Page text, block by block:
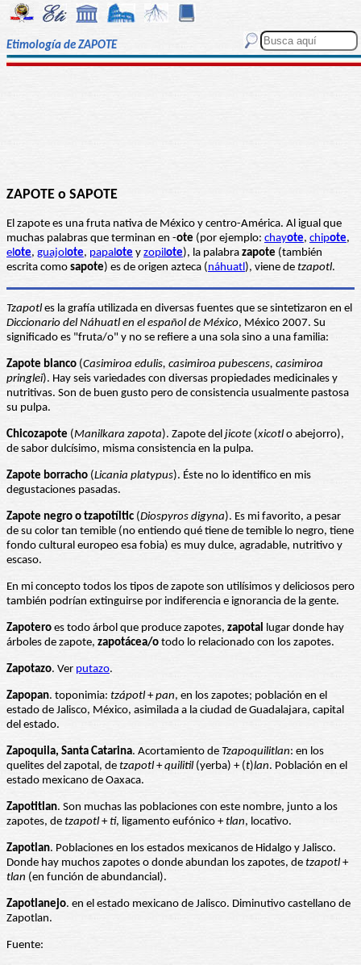
Etimología de ZAPOTE
ZAPOTE o SAPOTE
El zapote es una fruta nativa de México y centro-América. Al igual que
muchas palabras que terminan en -ote (por ejemplo: chayote, chipote,
elote, guajolote, papalote y zopilote), la palabra zapote (también
escrita como sapote) es de origen azteca (náhuatl), viene de tzapotl.
Tzapotl es la grafía utilizada en diversas fuentes que se sintetizaron en el
Diccionario del Náhuatl en el español de México, México 2007. Su
significado es "fruta/o" y no se refiere a una sola sino a una familia:
Zapote blanco (Casimiroa edulis, casimiroa pubescens, casimiroa
pringlei). Hay seis variedades con diversas propiedades medicinales y
nutritivas. Son de buen gusto pero de consistencia usualmente pastosa
su pulpa.
Chicozapote (Manilkara zapota). Zapote del jicote (xicotl o abejorro),
de sabor dulcísimo, misma consistencia en la pulpa.
Zapote borracho (Licania platypus). Éste no lo identifico en mis
degustaciones pasadas.
Zapote negro o tzapotíltic (Diospyros digyna). Es mi favorito, a pesar
de su color tan temible (no entiendo qué tiene de temible lo negro, tiene
fondo cultural europeo esa fobia) es muy dulce, agradable, nutritivo y
escaso.
En mi concepto todos los tipos de zapote son utilísimos y deliciosos pero
también podrían extinguirse por indiferencia e ignorancia de la gente.
Zapotero es todo árbol que produce zapotes, zapotal lugar donde hay
árboles de zapote, zapotácea/o todo lo relacionado con los zapotes.
Zapotazo. Ver putazo.
Zapopan. toponimia: tzápotl +pan, en los zapotes; población en el
estado de Jalisco, México, asimilada a la ciudad de Guadalajara, capital
del estado.
Zapoquila, Santa Catarina. Acortamiento de Tzapoquilitlan: en los
quelites del zapotal, de tzapotl +quilitil (yerba) + (t)lan. Población en el
estado mexicano de Oaxaca.
Zapotitlan. Son muchas las poblaciones con este nombre, junto a los
zapotes, de tzapotl +ti, ligamento eufónico +tlan, locativo.
Zapotlan. Poblaciones en los estados mexicanos de Hidalgo y Jalisco.
Donde hay muchos zapotes o donde abundan los zapotes, de tzapotl +
tlan (en función de abundancial).
Zapotlanejo. en el estado mexicano de Jalisco. Diminutivo castellano de
Zapotlan.
Fuente: